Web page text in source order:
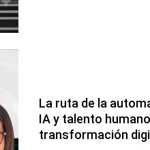
La ruta de la
IA y talento
transformación